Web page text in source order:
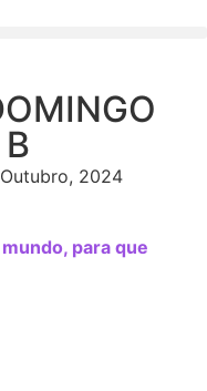
2024
para que